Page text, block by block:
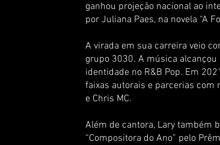
ganhou projeção nacional ao
por Juliana Paes, na novela “A
A virada em sua carreira veio
grupo 3030. A música
identidade no R&B Pop. Em
faixas autorais e parcerias com
e Chris MC.
Além de cantora, Lary também
“Compositora do Ano” pelo